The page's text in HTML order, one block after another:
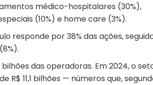
médico-hospitalares (30%),
(10%) e home care (3%).
responde por 38% das ações,
bilhões das operadoras. Em 2024, o
11,1 bilhões — números que,